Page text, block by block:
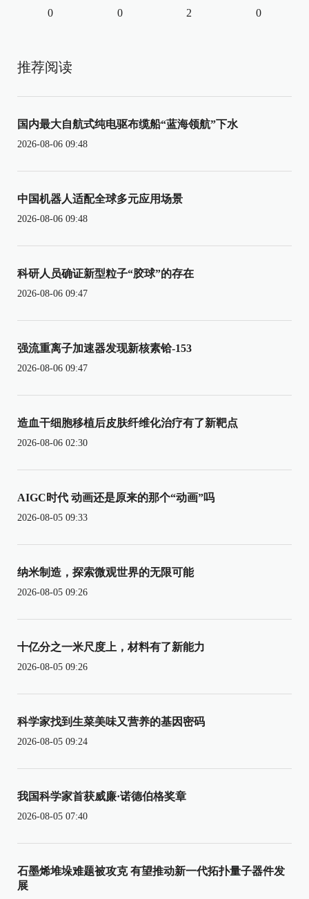
0 0 2 0
推荐阅读
国内最大自航式纯电驱布缆船“蓝海领航”下水
2026-08-06 09:48
中国机器人适配全球多元应用场景
2026-08-06 09:48
科研人员确证新型粒子“胶球”的存在
2026-08-06 09:47
强流重离子加速器发现新核素铪-153
2026-08-06 09:47
造血干细胞移植后皮肤纤维化治疗有了新靶点
2026-08-06 02:30
AIGC时代 动画还是原来的那个“动画”吗
2026-08-05 09:33
纳米制造，探索微观世界的无限可能
2026-08-05 09:26
十亿分之一米尺度上，材料有了新能力
2026-08-05 09:26
科学家找到生菜美味又营养的基因密码
2026-08-05 09:24
我国科学家首获威廉·诺德伯格奖章
2026-08-05 07:40
石墨烯堆垛难题被攻克 有望推动新一代拓扑量子器件发
展